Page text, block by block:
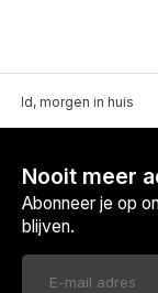
morgen in huis
Nooit meer
Abonneer je op
blijven.